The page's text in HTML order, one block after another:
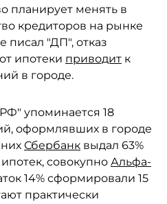
планирует менять в
кредиторов на рынке
писал "ДП", отказ
ипотеки приводит к
в городе.
упоминается 18
оформлявших в городе
Сбербанк выдал 63%
совокупно Альфа-
14% сформировали 15
практически